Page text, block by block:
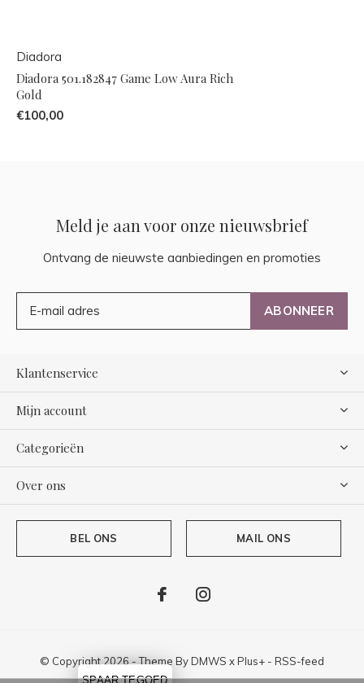
Diadora
Diadora 501.182847 Game Low Aura Rich
Gold
€100,00
Meld je aan voor onze nieuwsbrief
Ontvang de nieuwste aanbiedingen en promoties
ABONNEER
Klantenservice
Mijn account
Categorieën
Over ons
BEL ONS MAIL ONS
© Copyright 2026 - Theme ByDMWS xPlus+ - RSS-feed
SPAAR TEGOED